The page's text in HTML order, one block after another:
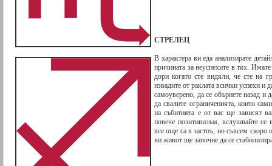
СТРЕЛЕЦ
В характера ви еда анализирате
причината за неуспехите в тях.
дори когато сте видяли, че сте на
извадите от раклата всички успехи и
самоуверено, да се обърнете назад и
да свалите ограниченията, които
на събитията е от вас ще зависят
повече позитивизъм, вслушвайте
все още са в застоъ, но съвсем
ви живот ще започне да се